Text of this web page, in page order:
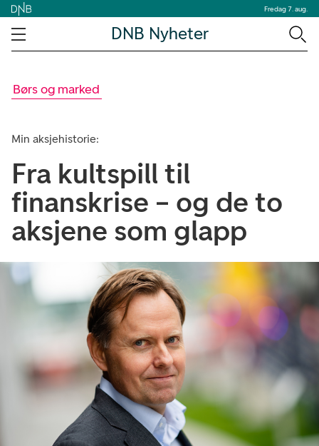
Fredag 7. aug.
DNB Nyheter
Børs og marked
Min aksjehistorie:
Fra kultspill til
finanskrise – og de to
aksjene som glapp